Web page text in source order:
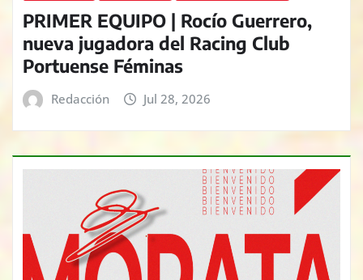
PRIMER EQUIPO | Rocío Guerrero,
nueva jugadora del Racing Club
Portuense Féminas
Redacción Jul 28, 2026